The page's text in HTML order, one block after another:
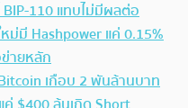
110 แทบไม่มีผลต่อ
ม่มี Hashpower แค่ 0.15%
ายหลัก
เกือบ 2 พันล้านบาท